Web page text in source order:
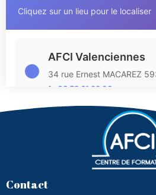
Cliquez sur un lieu pour le localiser
AFCI Valenciennes
34 rue Ernest MACAREZ
📞 03 59 61 22 00
AFCI Villeneuve
25 rue de la vague 59650
📞 03 59 61 22 00
Contact